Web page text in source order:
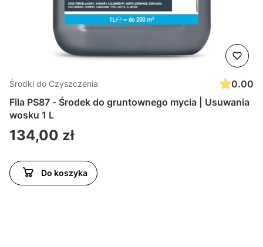
Środki do Czyszczenia
0.00
Fila PS87 - Środek do gruntownego mycia | Usuwania
wosku 1 L
Cena
134,00 zł
Do koszyka